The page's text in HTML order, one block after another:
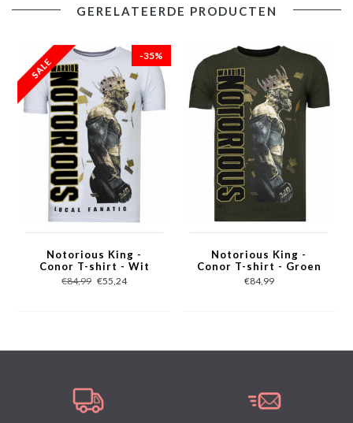
-Conor Notorious Legend
- Seizoen: Voorjaar / Najaar
- Kraag: Ronde Kraag
- Mouwen: Korte Mouw
- Patroon: Rhinestones, Zeefdruk, en Glitterdruk
- Kwalitatief Hoogwaardige Afwerking
- Materiaal: 93% katoen en 7% Polyester
- Weefsel: Dik geweven
- Pasvorm: Getailleerd Italiaans
- Wasvoorschrift: Handwas, Binnenste buiten wassen (Niet in de
- Beschikbare maten: S - M - L - XL - XXL
Italiaanse pasvormen.
GERELATEERDE PRODUCTEN
-35%
Notorious King -
Conor T-shirt - Wit
€84,99 €55,24
Notorious King -
Conor T-shirt - Groen
€84,99